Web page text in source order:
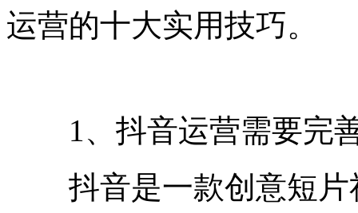
运营的十大实用技巧。
1、抖音运营需要完善
抖音是一款创意短片